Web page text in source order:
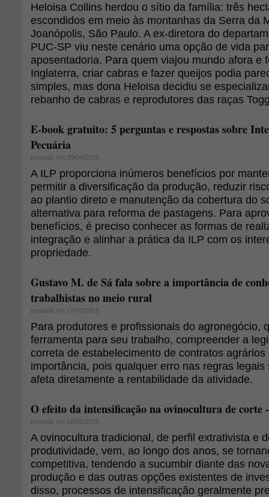
Heloisa Collins herdou o sítio da família: três
escondidos em meio às montanhas da Serra da
Joanópolis, São Paulo. A ex-diretora do
PUC-SP viu neste cenário uma opção de vida
aposentadoria. Para quem viajou mundo afora e
Inglaterra, criar cabras e fazer queijos podia
simples, mas dona Heloisa decidiu se
rebanho de cabras e reprodutores das raças
E-book gratuito: 5 perguntas e respostas sobre
Pecuária
postado em 29/04/2015
A ILP proporciona inúmeros benefícios por
permitir a diversificação da produção, reduzir
ao plantio direto e manutenção da cobertura do
alternativa para reforma de pastagens. Para
benefícios, é preciso conhecer as formas de
integração e alinhar a prática da ILP com os
propriedade.
Gustavo M. de Sá fala sobre a importância de
trabalhistas no meio rural
postado em 27/03/2015
Para produtores e profissionais do agronegócio,
ferramenta para seu trabalho, compreender a
correta de estabelecimento de contratos
importância, pois qualquer erro nas regras
afeta diretamente a rentabilidade da atividade.
O efeito da intensificação na ovinocultura de corte
postado em 10/03/2015
A ovinocultura tradicional, de perfil extrativista e
produtividade, vem, ao longo dos anos, se
competitiva, tendendo a sucumbir diante das
produção e das outras opções existentes de
disso, processos de intensificação geralmente